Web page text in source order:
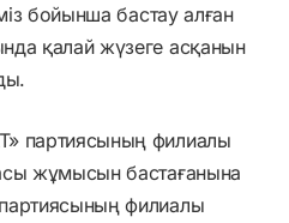
бойынша бастау алған
қалай жүзеге асқанын
партиясының филиалы
жұмысын бастағанына
филиалы